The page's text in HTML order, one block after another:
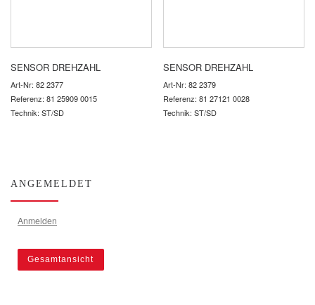
SENSOR DREHZAHL
Art-Nr: 82 2377
Referenz: 81 25909 0015
Technik: ST/SD
SENSOR DREHZAHL
Art-Nr: 82 2379
Referenz: 81 27121 0028
Technik: ST/SD
ANGEMELDET
Anmelden
Gesamtansicht